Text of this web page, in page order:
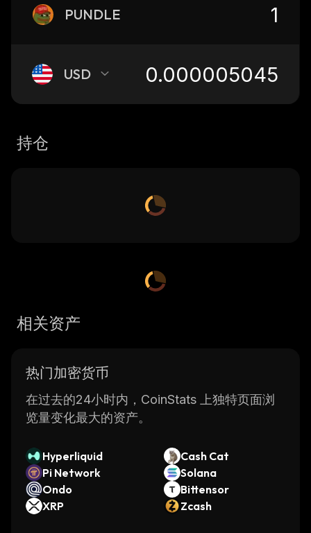
PUNDLE
USD
持仓
相关资产
热门加密货币
在过去的24小时内，CoinStats 上独特页面浏
览量变化最大的资产。
Hyperliquid
Cash Cat
Pi Network
Solana
Ondo
Bittensor
XRP
Zcash